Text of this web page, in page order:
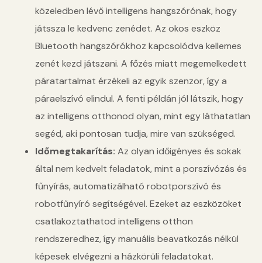
közeledben lévő intelligens hangszórónak, hogy
játssza le kedvenc zenédet. Az okos eszköz
Bluetooth hangszórókhoz kapcsolódva kellemes
zenét kezd játszani. A főzés miatt megemelkedett
páratartalmat érzékeli az egyik szenzor, így a
páraelszívó elindul. A fenti példán jól látszik, hogy
az intelligens otthonod olyan, mint egy láthatatlan
segéd, aki pontosan tudja, mire van szükséged.
Időmegtakarítás: Az olyan időigényes és sokak
által nem kedvelt feladatok, mint a porszívózás és
fűnyírás, automatizálható robotporszívó és
robotfűnyíró segítségével. Ezeket az eszközöket
csatlakoztathatod intelligens otthon
rendszeredhez, így manuális beavatkozás nélkül
képesek elvégezni a házkörüli feladatokat.